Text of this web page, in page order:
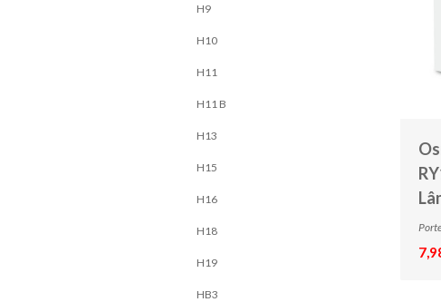
H9
H10
H11
H11 B
H13
H15
H16
H18
H19
HB3